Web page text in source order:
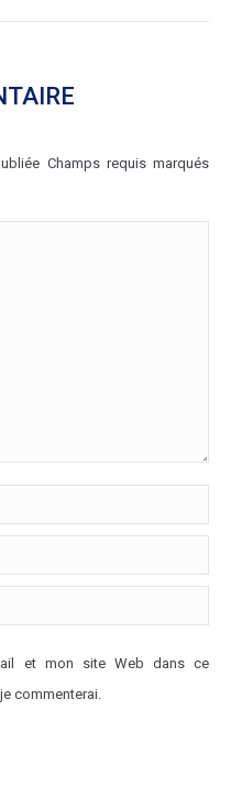
Champs requis marqués
et mon site Web dans ce
commenterai.